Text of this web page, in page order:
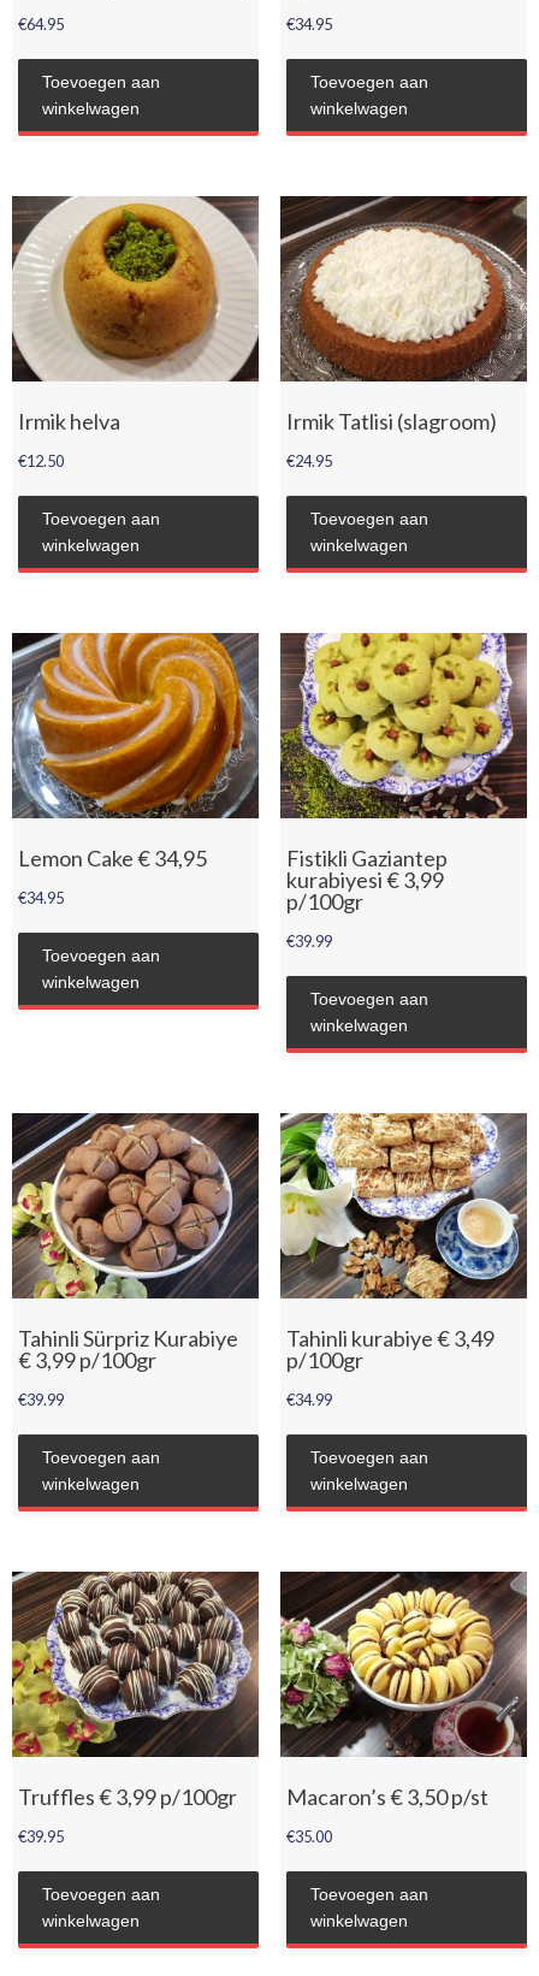
€64.95
Toevoegen aan
winkelwagen
€34.95
Toevoegen aan
winkelwagen
Irmik helva
€12.50
Toevoegen aan
winkelwagen
Irmik Tatlisi (slagroom)
€24.95
Toevoegen aan
winkelwagen
Lemon Cake € 34,95
€34.95
Toevoegen aan
winkelwagen
Fistikli Gaziantep
kurabiyesi € 3,99
p/100gr
€39.99
Toevoegen aan
winkelwagen
Tahinli Sürpriz Kurabiye
€ 3,99 p/100gr
€39.99
Toevoegen aan
winkelwagen
Tahinli kurabiye € 3,49
p/100gr
€34.99
Toevoegen aan
winkelwagen
Truffles € 3,99 p/100gr
€39.95
Toevoegen aan
winkelwagen
Macaron’s € 3,50 p/st
€35.00
Toevoegen aan
winkelwagen